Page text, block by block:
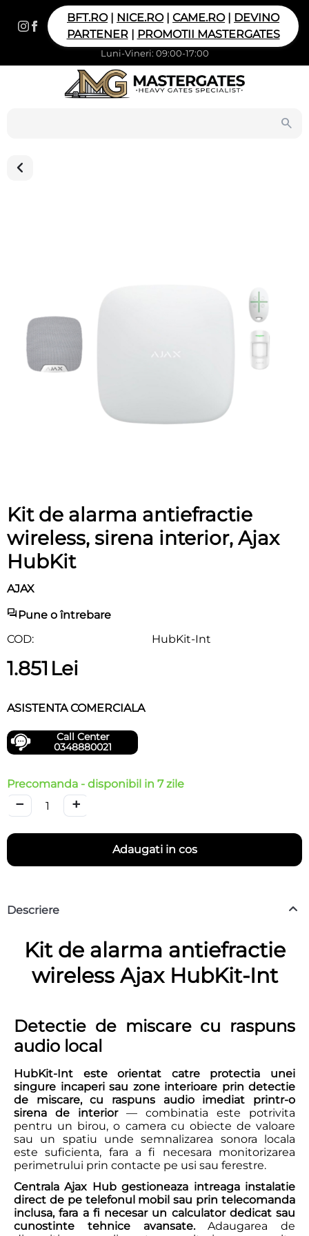
BFT.RO| NICE.RO| CAME.RO| DEVINO
PARTENER| PROMOTII MASTERGATES
Luni-Vineri: 09:00-17:00
Kit de alarma antiefractie
wireless, sirena interior, Ajax
HubKit
AJAX
Pune o întrebare
COD:
HubKit-Int
1.851 Lei
ASISTENTA COMERCIALA
Call Center
0348880021
Precomanda - disponibil in 7 zile
+
−
Adaugati in cos
Descriere
Kit de alarma antiefractie
wireless Ajax HubKit-Int
Detectie de miscare cu raspuns
audio local
HubKit-Int este orientat catre protectia unei
singure incaperi sau zone interioare prin detectie
de miscare, cu raspuns audio imediat printr-o
sirena de interior— combinatia este potrivita
pentru un birou, o camera cu obiecte de valoare
sau un spatiu unde semnalizarea sonora locala
este suficienta, fara a fi necesara monitorizarea
perimetrului prin contacte pe usi sau ferestre.
Centrala Ajax Hub gestioneaza intreaga instalatie
direct de pe telefonul mobil sau prin telecomanda
inclusa, fara a fi necesar un calculator dedicat sau
cunostinte tehnice avansate.Adaugarea de